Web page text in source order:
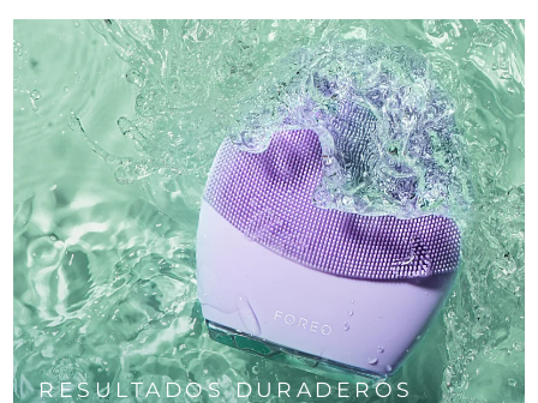
RESULTADOS DURADEROS